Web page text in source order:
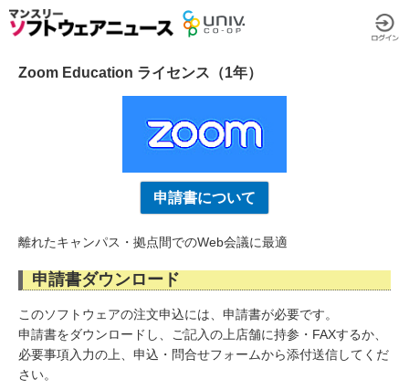
Zoom Education ライセンス（1年）
申請書について
離れたキャンパス・拠点間でのWeb会議に最適
申請書ダウンロード
このソフトウェアの注文申込には、申請書が必要です。
申請書をダウンロードし、ご記入の上店舗に持参・FAXするか、
必要事項入力の上、申込・問合せフォームから添付送信してくだ
さい。